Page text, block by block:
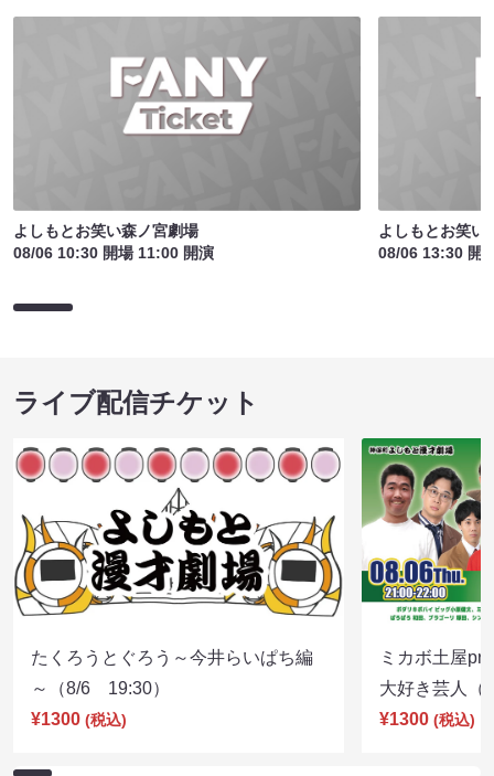
よしもとお笑い森ノ宮劇場
08/06 10:30 開場 11:00 開演
よしもとお笑い
08/06 13:30 開
ライブ配信チケット
たくろうとぐろう～今井らいぱち編
～（8/6 19:30）
¥1300 (税込)
ミカボ土屋
大好き芸人
¥1300 (税込)